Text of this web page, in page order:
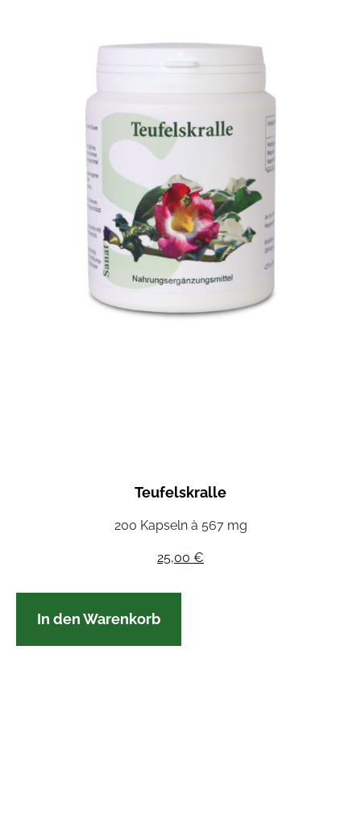
Teufelskralle
200 Kapseln à 567 mg
25,00 €
In den Warenkorb